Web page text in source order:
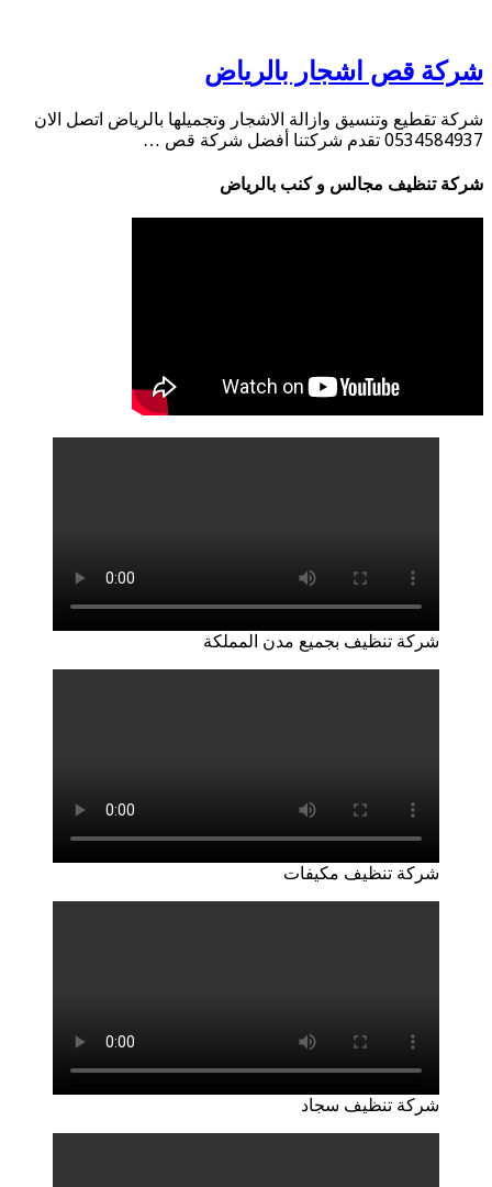
قص اشجار بالرياض
تقطيع وتنسيق وازالة الاشجار وتجميلها بالرياض اتصل الان
تقدم شركتنا أفضل شركة قص …
تنظيف مجالس و كنب بالرياض
شركة تنظيف بجميع مدن المملكة
شركة تنظيف مكيفات
شركة تنظيف سجاد